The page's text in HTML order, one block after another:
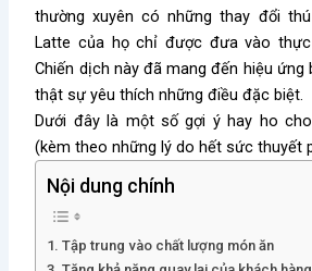
thường xuyên có những thay đổi thú
Latte của họ chỉ được đưa vào
Chiến dịch này đã mang đến hiệu ứng
thật sự yêu thích những điều đặc biệt.
Dưới đây là một số gợi ý hay ho
(kèm theo những lý do hết sức thuyết
Nội dung chính
1. Tập trung vào chất lượng món ăn